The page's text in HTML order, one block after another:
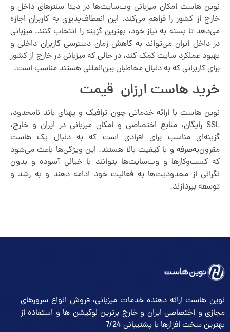
نوین هاست امکان میزبانی وب‌سایت‌ها در دیتا سنترهای داخل و
خارج از کشور را فراهم می‌کند. این انعطاف‌پذیری به کاربران اجازه
می‌دهد تا بسته به نیاز خود، بهترین گزینه را انتخاب کنند. میزبانی
در داخل ایران می‌تواند به کاهش زمان دسترسی کاربران داخلی و
بهبود عملکرد سایت کمک کند، در حالی که میزبانی در خارج از کشور
برای کاربرانی که به دنبال مخاطبان بین‌المللی هستند مناسب است.
خرید هاست ارزان قیمت
نوین هاست با ارائه خدماتی چون ترافیک و پهنای باند نامحدود،
SSL رایگان، منابع اختصاصی و امکان میزبانی در ایران و خارج،
گزینه‌ای مناسب برای افرادی است که به دنبال یک هاست
مقرون‌به‌صرفه و با کیفیت بالا هستند. این ویژگی‌ها باعث می‌شود
که کسب‌وکارها و وب‌سایت‌ها بتوانند با خیالی آسوده و بدون
نگرانی از محدودیت‌ها به فعالیت خود ادامه دهند و به رشد و
توسعه بپردازند.
نوین هاست ارائه دهنده خدمات میزبانی، فروش انواع سرورهای
مجازی و اختصاصی ایران و خارج برترین لوکیشن ها و استفاده از
بهترین سخت افزارها با پشتیبانی 7/24